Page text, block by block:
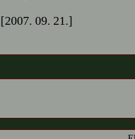
[2007. 09. 21.]